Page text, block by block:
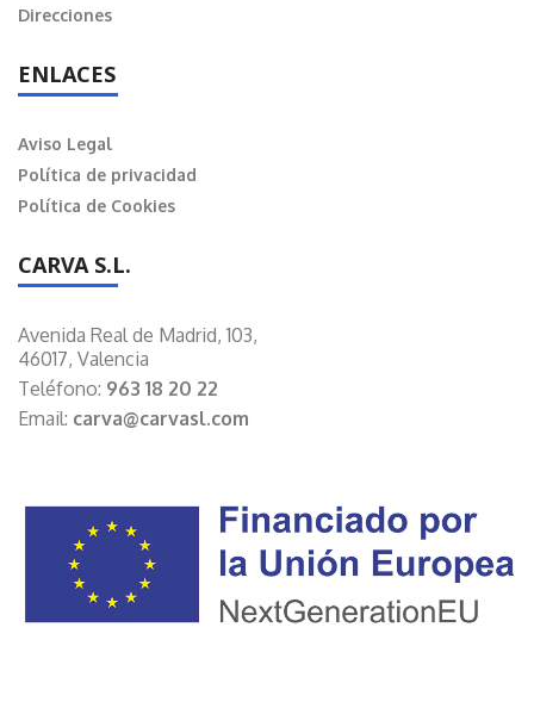
Direcciones
ENLACES
Aviso Legal
Política de privacidad
Política de Cookies
CARVA S.L.
Avenida Real de Madrid, 103,
46017, Valencia
Teléfono: 963 18 20 22
Email: carva@carvasl.com